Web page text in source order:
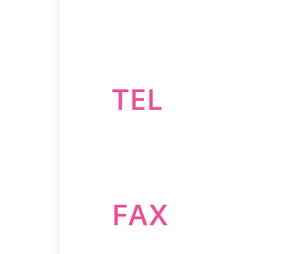
TEL
FAX